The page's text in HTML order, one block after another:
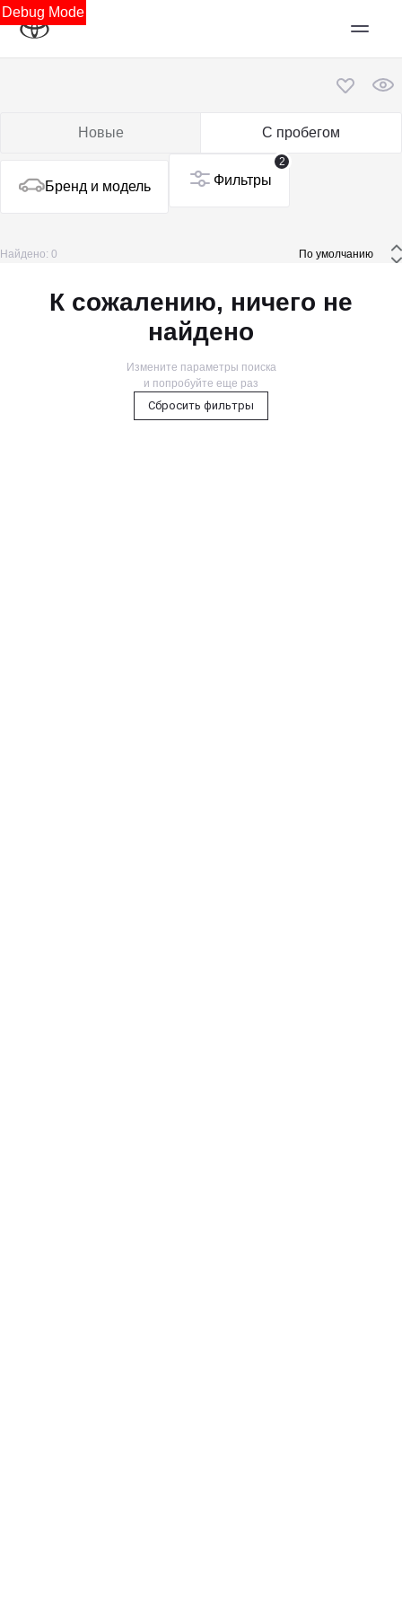
Debug Mode
Новые С пробегом
Бренд и модель
2
Фильтры
Найдено: 0
К сожалению, ничего не
найдено
Измените параметры поиска
и попробуйте еще раз
Сбросить фильтры